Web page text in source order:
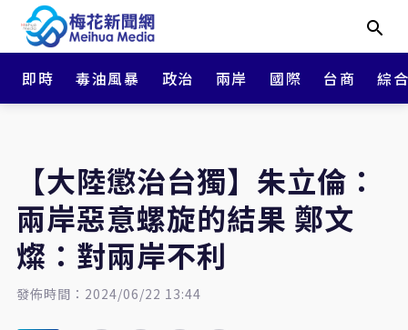
即時 毒油風暴 政治 兩岸 國際 台商 綜
【大陸懲治台獨】朱立倫：
兩岸惡意螺旋的結果 鄭文
燦：對兩岸不利
發佈時間：2024/06/22 13:44